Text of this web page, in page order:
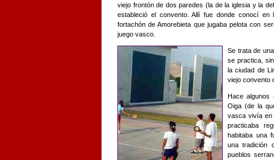
viejo frontón de dos paredes (la de la iglesia y la
estableció el convento. Allí fue donde conocí
fortachón de Amorebieta que jugaba pelota con
juego vasco.
Se trata de
se practica,
la ciudad de
viejo convento
Hace algunos
Oiga (de la
vasca vivía en
practicaba
habitaba una
una tradición
pueblos